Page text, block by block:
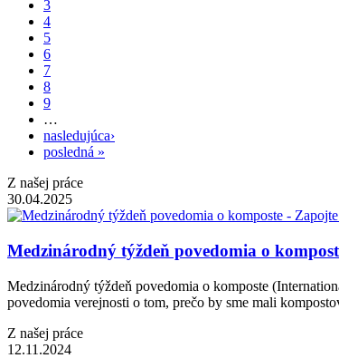
3
4
5
6
7
8
9
…
nasledujúca›
posledná »
Z našej práce
30.04.2025
Medzinárodný týždeň povedomia o
Medzinárodný týždeň povedomia o komposte
povedomia verejnosti o tom, prečo by sme mali
Z našej práce
12.11.2024